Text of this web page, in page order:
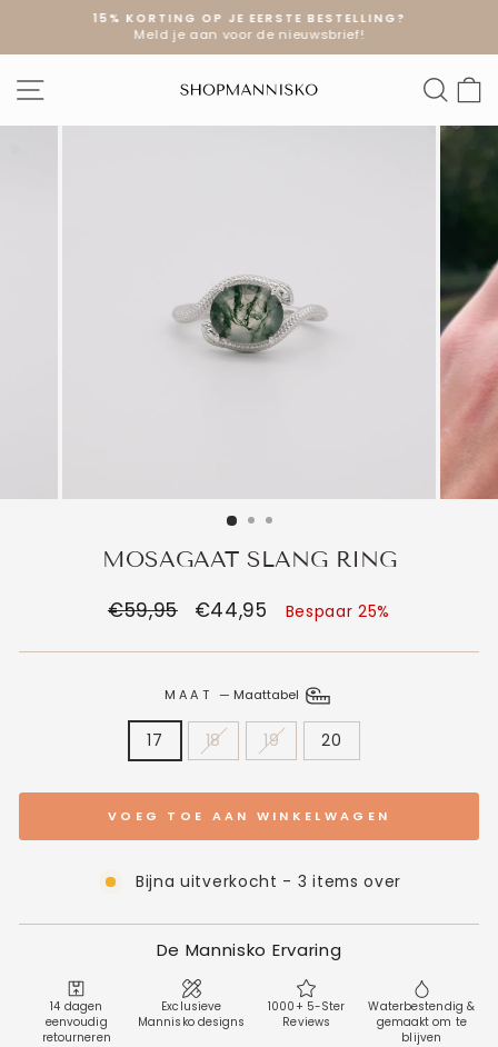
artikel
Diavoorstelling
15% KORTING OP JE EERSTE BESTELLING?
Meld je aan voor de nieuwsbrief!
SITE NAVIGATIE
MOSAGAAT SLANG RING
Normale
€59,95 Verkoopprijs
€44,95 Bespaar 25%
MAAT— Maattabel
17 18 19 20
VOEG TOE AAN WINKELWAGEN
Bijna uitverkocht - 3 items over
De Mannisko Ervaring
14 dagen
eenvoudig
retourneren
Exclusieve
Mannisko designs
1000+ 5-Ster
Reviews
Waterbestendig &
gemaakt om te
blijven